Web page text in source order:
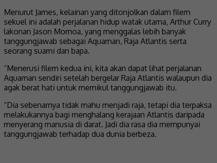
Menurut James, kelainan yang ditonjolkan dalam filem
sekuel ini adalah perjalanan hidup watak utama, Arthur Curry
lakonan Jason Momoa, yang menggalas lebih banyak
tanggungjawab sebagai Aquaman, Raja Atlantis serta
seorang suami dan bapa.
“Menerusi filem kedua ini, kita akan dapat lihat perjalanan
Aquaman sendiri setelah bergelar Raja Atlantis walaupun dia
agak berat hati untuk memikul tanggungjawab itu.
“Dia sebenarnya tidak mahu menjadi raja, tetapi dia terpaksa
melakukannya bagi menghalang kerajaan Atlantis daripada
menyerang manusia di darat. Jadi dia rasa dia mempunyai
tanggungjawab terhadap dua dunia berbeza.